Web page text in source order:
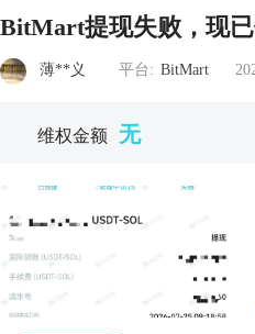
BitMart提现失败，现
薄**义 平台: BitMart
维权金额 无